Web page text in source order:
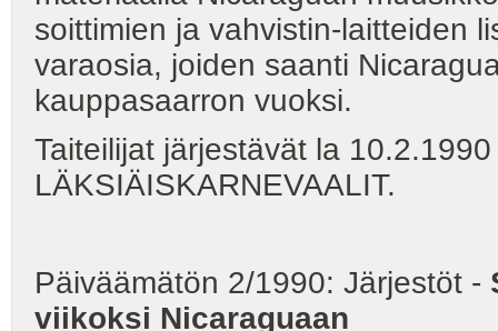
soittimien ja vahvistin-laitteiden
varaosia, joiden saanti
kauppasaarron vuoksi.
Taiteilijat järjestävät la
LÄKSIÄISKARNEVAALIT.
Päiväämätön 2/1990: Järjestöt -
viikoksi Nicaraguaan